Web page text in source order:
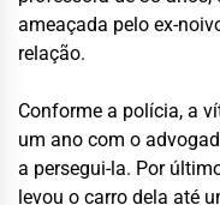
ameaçada pelo ex-
relação.
Conforme a polícia, a
um ano com o
a persegui-la. Por
levou o carro dela até